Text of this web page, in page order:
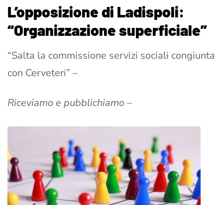
L’opposizione di Ladispoli:
“Organizzazione superficiale”
“Salta la commissione servizi sociali congiunta
con Cerveteri” –
Riceviamo e pubblichiamo –